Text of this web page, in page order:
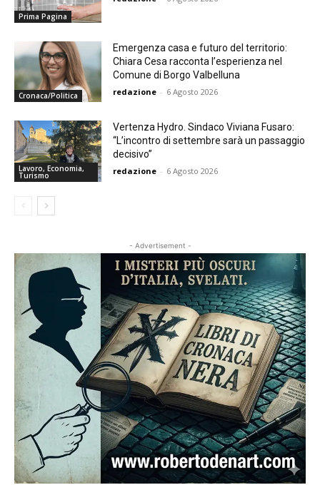
Prima Pagina
Cronaca/Politica
Emergenza casa e futuro del territorio:
Chiara Cesa racconta l’esperienza nel
Comune di Borgo Valbelluna
redazione - 6 Agosto 2026
Lavoro, Economia,
Turismo
Vertenza Hydro. Sindaco Viviana Fusaro:
“L’incontro di settembre sarà un passaggio
decisivo”
redazione - 6 Agosto 2026
- Advertisement -